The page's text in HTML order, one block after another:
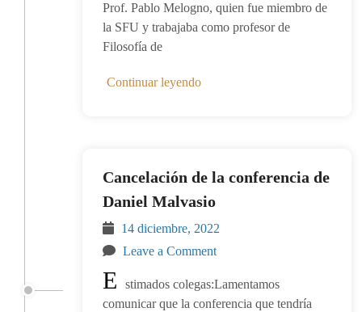
Prof. Pablo Melogno, quien fue miembro de
la SFU y trabajaba como profesor de
Filosofía de
Continuar leyendo
Cancelación de la conferencia de
Daniel Malvasio
14 diciembre, 2022
Leave a Comment
E
stimados colegas:Lamentamos
comunicar que la conferencia que tendría